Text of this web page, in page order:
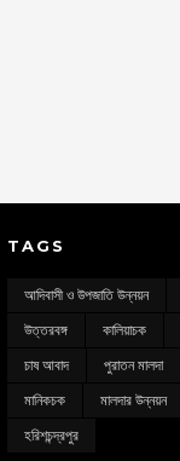
TAGS
আদিবাসী ও উপজাতি উন্নয়ন
উত্তরবঙ্গ
কালিয়াচক
চাষ আবাদ
পুরাতন মালদা
মানিকচক
মালদার উন্নয়ন
হরিশচন্দ্রপুর